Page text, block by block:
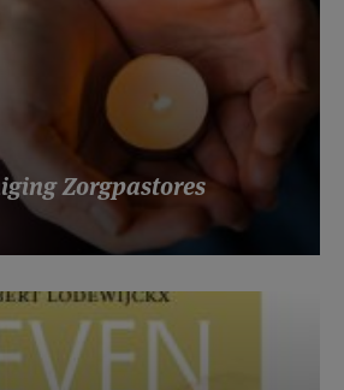
Zorgpastores